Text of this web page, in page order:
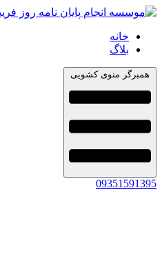
خانه
بلاگ
همبرگر منوی کشویی
09351591395